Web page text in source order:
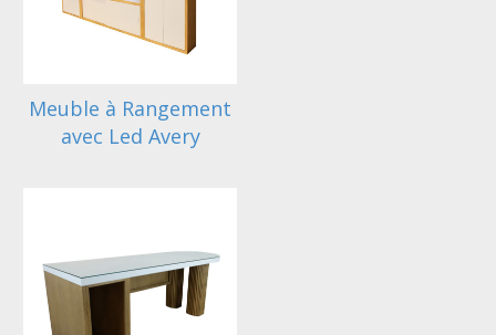
Meuble à Rangement
avec Led Avery